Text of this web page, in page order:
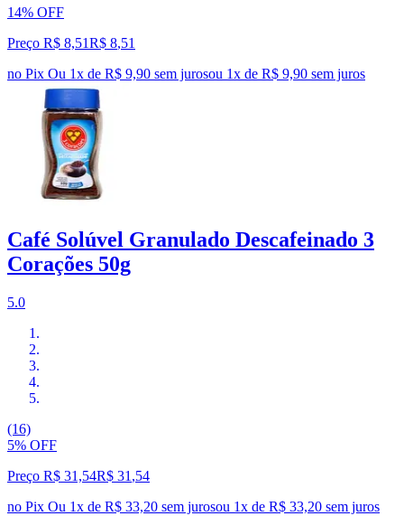
14% OFF
Preço R$ 8,51R$ 8,51
no Pix Ou 1x de R$ 9,90 sem jurosou 1x de R$ 9,90 sem juros
Café Solúvel Granulado Descafeinado 3
Corações 50g
5.0
(16)
5% OFF
Preço R$ 31,54R$ 31 ,54
no Pix Ou 1x de R$ 33,20 sem jurosou 1x de R$ 33,20 sem juros